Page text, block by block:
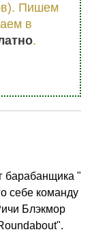
Пишем
в
.
барабанщика "
себе команду
Блэкмор